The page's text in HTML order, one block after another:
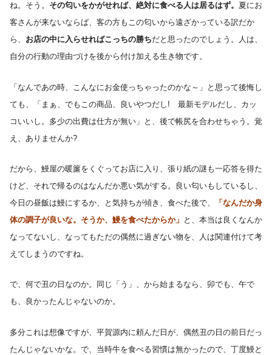
ね。そう。 その匂いをかがせれば、絶対に食べる人は居るはず。 夏にお
客さんが来ないならば、客の方もこの匂いから遠ざかっている訳だか
ら、 お店の中に入らせればこっちの勝ちだと思ったのでしょう。人は、
自分の行動の理由づけを後から付け加える生き物です。
「なんであの時、こんなにお金使っちゃったのかな～」と思って後悔し
ても、「まぁ、でもこの商品、良いやつだし! 最新モデルだし、カッ
コいいし。多少の出費は仕方が無い」と、後で帳尻を合わせちゃう。覚
え、ありませんか?
だから、鰻屋の暖簾をくぐってお店に入り、張り紙の謎も一応答を得た
けど、それで帰るのはなんだか悪い気がする。良い匂いもしているし、
今日の昼飯は鰻にするか、と気持ちが傾き、食べた後で、
「なんだか身
体の調子が良いな。そうか、鰻を食べたからか」 と、本当は良くなんか
なってないし、なってもただの偶然に過ぎない物を、人は関連付けて考
えてしまうのですね。
で、何で丑の日なのか。同じ「う」、から始まるなら、卯でも、午で
も、良かったんじゃないのか。
多分これは想像ですが、平賀源内に頼んだ日が、偶然丑の日の前日だっ
たんじゃないかな。で、当時牛を食べる習慣は無かったので、丁度鰻と